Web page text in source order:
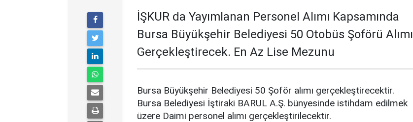
İŞKUR da Yayımlanan Personel Alımı Kapsamında
Bursa Büyükşehir Belediyesi 50 Otobüs Şoförü Alımı
Gerçekleştirecek. En Az Lise Mezunu
Bursa Büyükşehir Belediyesi 50 Şoför alımı gerçekleştirecektir.
Bursa Belediyesi İştiraki BARUL A.Ş. bünyesinde istihdam edilmek
üzere Daimi personel alımı gerçekleştirilecektir.